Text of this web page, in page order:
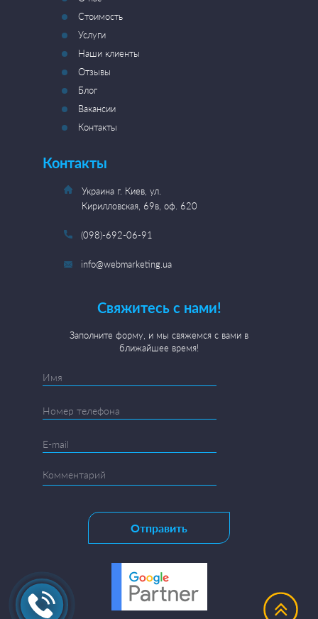
Стоимость
Услуги
Наши клиенты
Отзывы
Блог
Вакансии
Контакты
Контакты
Украина г. Киев, ул.
Кирилловская, 69в, оф. 620
(098)-692-06-91
info@webmarketing.ua
Свяжитесь с нами!
Заполните форму, и мы свяжемся с вами в
ближайшее время!
Отправить